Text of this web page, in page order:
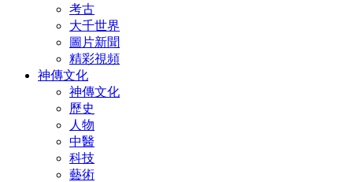
考古
大千世界
圖片新聞
精彩視頻
神傳文化
神傳文化
歷史
人物
中醫
科技
藝術